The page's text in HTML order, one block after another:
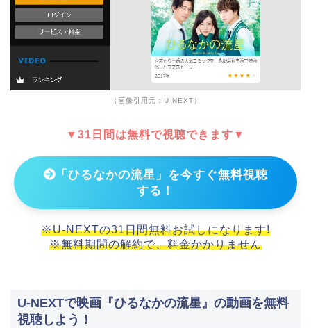
（画像引用元：U-NEXT）
▼31日間は無料で視聴できます▼
「ひるなかの流星」を今すぐ無料視聴
する！
※U-NEXTの31日間無料お試しになります!
※無料期間の解約で、料金かかりません
U-NEXTで映画『ひるなかの流星』の動画を無料
視聴しよう！